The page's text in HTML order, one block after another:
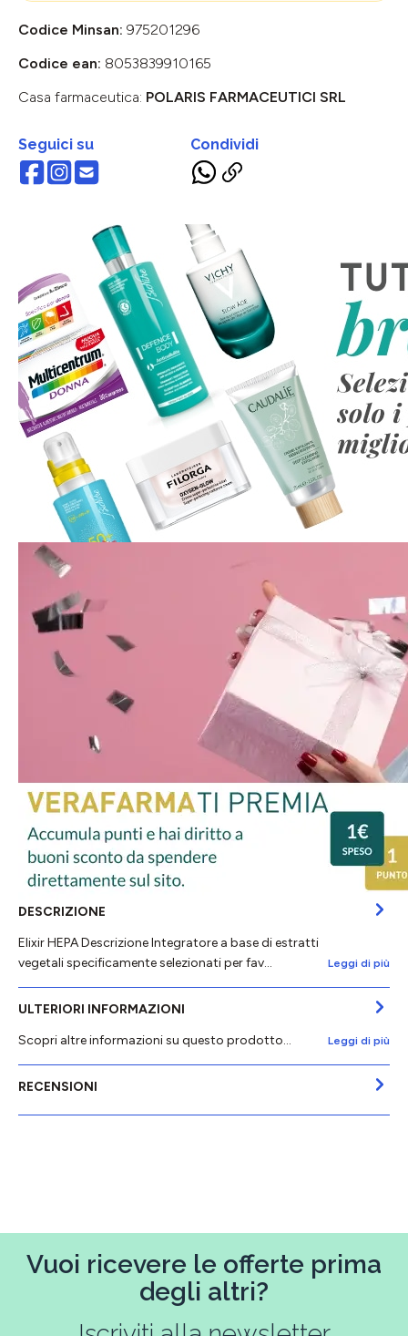
Codice Minsan: 975201296
Codice ean: 8053839910165
Casa farmaceutica: POLARIS FARMACEUTICI SRL
Seguici su Condividi
DESCRIZIONE
Elixir HEPA Descrizione Integratore a base di estratti
vegetali specificamente selezionati per fav…
Leggi di più
ULTERIORI INFORMAZIONI
Scopri altre informazioni su questo prodotto...
Leggi di più
RECENSIONI
Vuoi ricevere le offerte prima
degli altri?